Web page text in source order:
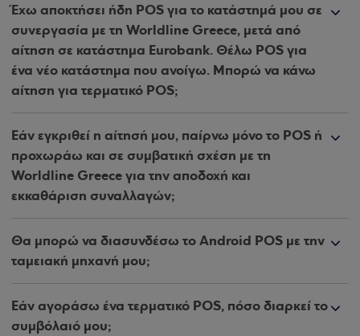
Έχω αποκτήσει ήδη POS για το κατάστημά μου σε
συνεργασία με τη Worldline Greece, μετά από
αίτηση σε κατάστημα Eurobank. Θέλω POS για
ένα νέο κατάστημα που ανοίγω. Μπορώ να κάνω
αίτηση για τερματικό POS;
Εάν εγκριθεί η αίτησή μου, παίρνω μόνο το POS ή
προχωράω και σε συμβατική σχέση με τη
Worldline Greece για την αποδοχή και
εκκαθάριση συναλλαγών;
Θα μπορώ να διασυνδέσω το Android POS με την
ταμειακή μηχανή μου;
Εάν αγοράσω ένα τερματικό POS, πόσο διαρκεί το
συμβόλαιό μου;